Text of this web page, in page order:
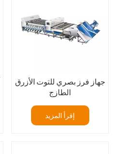
جهاز فرز بصري للتوت الأزرق
الطازج
إقرأ المزيد